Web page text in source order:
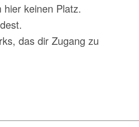
keinen Platz.
das dir Zugang zu